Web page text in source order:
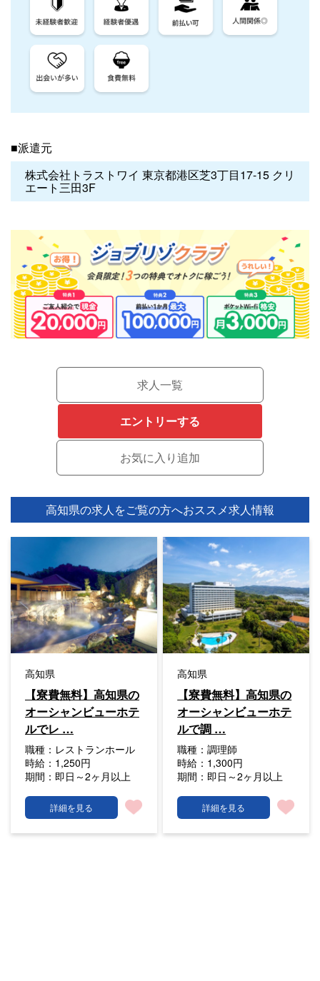
■派遣元
株式会社トラストワイ 東京都港区芝3丁目17-15 クリ
エート三田3F
求人一覧
エントリーする
高知県の求人をご覧の方へおススメ求人情報
高知県
【寮費無料】高知県の
オーシャンビューホテ
ルでレ …
職種： レストランホール
時給： 1,250円
期間： 即日～2ヶ月以上
詳細を見る
高知県
【寮費無料】高知県の
オーシャンビューホテ
ルで調 …
職種：調理師
時給： 1,300円
期間：即日～2ヶ月以上
詳細を見る